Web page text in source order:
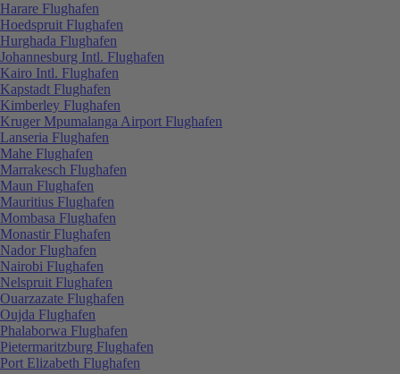
Harare Flughafen
Hoedspruit Flughafen
Hurghada Flughafen
Johannesburg Intl. Flughafen
Kairo Intl. Flughafen
Kapstadt Flughafen
Kimberley Flughafen
Kruger Mpumalanga Airport Flughafen
Lanseria Flughafen
Mahe Flughafen
Marrakesch Flughafen
Maun Flughafen
Mauritius Flughafen
Mombasa Flughafen
Monastir Flughafen
Nador Flughafen
Nairobi Flughafen
Nelspruit Flughafen
Ouarzazate Flughafen
Oujda Flughafen
Phalaborwa Flughafen
Pietermaritzburg Flughafen
Port Elizabeth Flughafen